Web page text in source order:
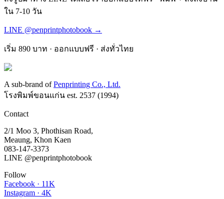
ใน 7-10 วัน
LINE @penprintphotobook →
เริ่ม 890 บาท · ออกแบบฟรี · ส่งทั่วไทย
A sub-brand of Penprinting Co., Ltd.
โรงพิมพ์ขอนแก่น est. 2537 (1994)
Contact
2/1 Moo 3, Phothisan Road,
Meaung, Khon Kaen
083-147-3373
LINE @penprintphotobook
Follow
Facebook · 11K
Instagram · 4K